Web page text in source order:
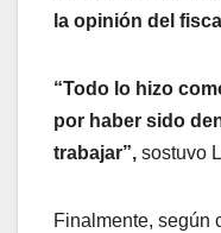
la opinión del
“Todo lo hizo
por haber sido
trabajar”, sostuvo
Finalmente, según